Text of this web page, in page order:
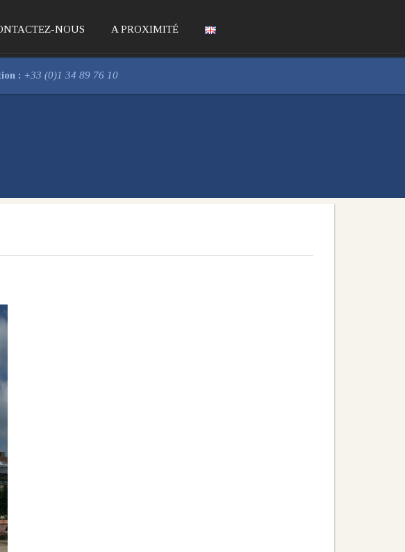
NOUS A PROXIMITÉ
: +33 (0)1 34 89 76 10